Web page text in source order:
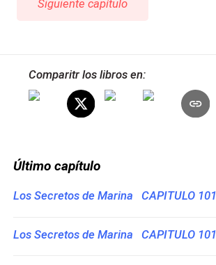
Siguiente capítulo
Comparitr los libros en:
Último capítulo
Los Secretos de Marina CAPITULO
Los Secretos de Marina CAPITULO